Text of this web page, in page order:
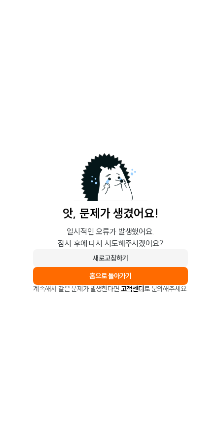
앗, 문제가 생겼어요!
일시적인 오류가 발생했어요.
잠시 후에 다시 시도해주시겠어요?
새로고침하기
홈으로 돌아가기
계속해서 같은 문제가 발생한다면 고객센터로 문의해주세요.